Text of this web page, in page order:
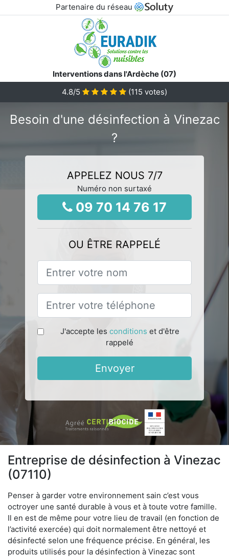
Partenaire du réseau
Interventions dans l'Ardèche (07)
4.8/5 (115 votes)
Besoin d'une désinfection à Vinezac
?
APPELEZ NOUS 7/7
Numéro non surtaxé
09 70 14 76 17
OU ÊTRE RAPPELÉ
J'accepte les conditions et d'être
rappelé
Envoyer
Entreprise de désinfection à Vinezac
(07110)
Penser à garder votre environnement sain c’est vous
octroyer une santé durable à vous et à toute votre famille.
Il en est de même pour votre lieu de travail (en fonction de
l’activité exercée) qui doit normalement être nettoyé et
désinfecté selon une fréquence précise. En général, les
produits utilisés pour la désinfection à Vinezac sont